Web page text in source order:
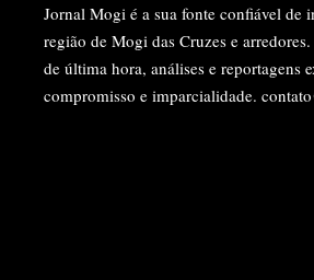
Jornal Mogi é a sua fonte confiável de
região de Mogi das Cruzes e
de última hora, análises e reportagens
compromisso e imparcialidade.